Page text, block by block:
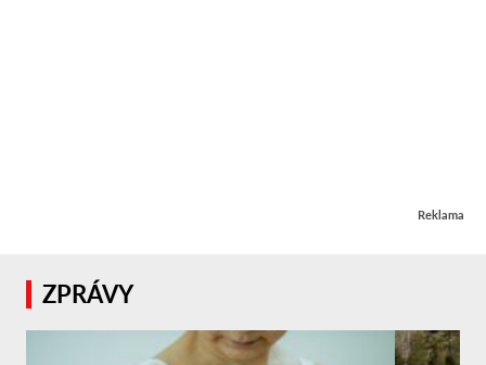
Reklama
ZPRÁVY